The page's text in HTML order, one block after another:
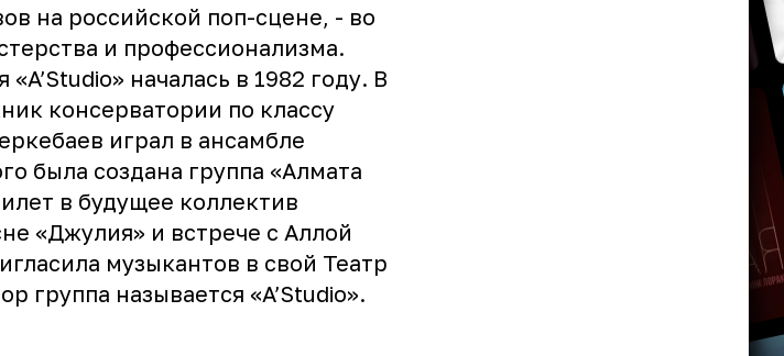
на российской поп-сцене, - во
и профессионализма.
началась в 1982 году. В
консерватории по классу
играл в ансамбле
была создана группа «Алмата
в будущее коллектив
«Джулия» и встрече с Аллой
музыкантов в свой Театр
группа называется «A’Studio».